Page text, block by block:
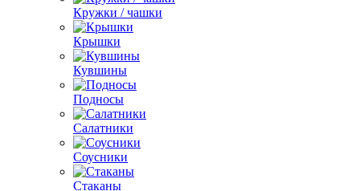
Кружки / чашки
Крышки
Кувшины
Подносы
Салатники
Соусники
Стаканы